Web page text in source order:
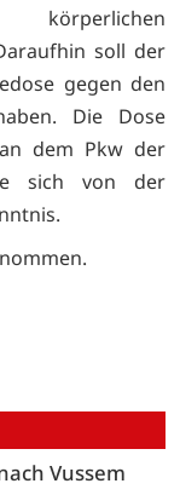
soll der
gegen den
Die Dose
dem Pkw der
sich von der
Vussem